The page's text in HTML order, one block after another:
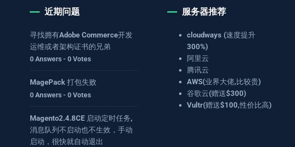
近期问题
寻找拥有Adobe Commerce开发
运维或者架构证书的兄弟
0 Answers - 0 Votes
MagePack 打包失败
0 Answers - 0 Votes
Magento2.4.8CE 启动定时任务,
消息队列不启动也不生效，手动
启动，很快就自动退出
服务器推荐
cloudways (速度提升
300%)
阿里云
腾讯云
AWS(业界大佬,比较贵)
谷歌云(赠送$300)
Vultr(赠送$100,性价比高)